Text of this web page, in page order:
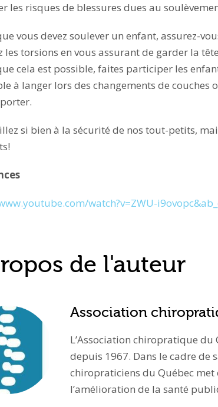
les risques de blessures dues au
vous devez soulever un enfant, assurez-
les torsions en vous assurant de garder la
cela est possible, faites participer les
à langer lors des changements de couches
si bien à la sécurité de nos tout-petits,
watch?v=ZWU-
de l'auteur
Association
L’Association chiropratique
depuis 1967. Dans le cadre de
chiropraticiens du Québec
l’amélioration de la santé